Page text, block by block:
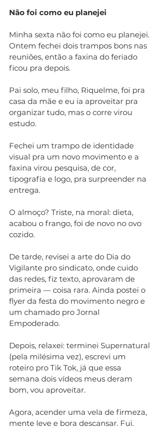
Não foi como eu planejei
Minha sexta não foi como eu planejei.
Ontem fechei dois trampos bons nas
reuniões, então a faxina do feriado
ficou pra depois.
Pai solo, meu filho, Riquelme, foi pra
casa da mãe e eu ia aproveitar pra
organizar tudo, mas o corre virou
estudo.
Fechei um trampo de identidade
visual pra um novo movimento e a
faxina virou pesquisa, de cor,
tipografia e logo, pra surpreender na
entrega.
O almoço? Triste, na moral: dieta,
acabou o frango, foi de novo no ovo
cozido.
De tarde, revisei a arte do Dia do
Vigilante pro sindicato, onde cuido
das redes, fiz texto, aprovaram de
primeira — coisa rara. Ainda postei o
flyer da festa do movimento negro e
um chamado pro Jornal
Empoderado.
Depois, relaxei: terminei Supernatural
(pela milésima vez), escrevi um
roteiro pro Tik Tok, já que essa
semana dois vídeos meus deram
bom, vou aproveitar.
Agora, acender uma vela de firmeza,
mente leve e bora descansar. Fui.